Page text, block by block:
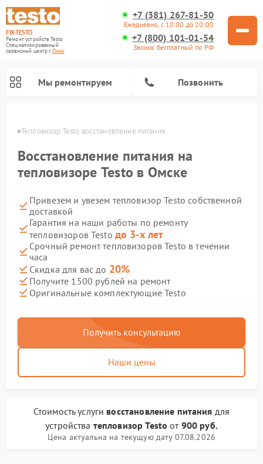
FIX-TESTO
Ремонт устройств Testo
Специализированный
cервисный центр г.Омск
+7 (381) 267-81-50
Ежедневно, с 10:00 до 20:00
+7 (800) 101-01-54
Звонок бесплатный по РФ
Мы ремонтируем Позвонить
Тепловизор Testo восстановление питания
Восстановление питания на
тепловизоре Testo в Омске
Привезем и увезем тепловизор Testo собственной
доставкой
Гарантия на наши работы по ремонту
тепловизоров Testo до 3-х лет
Срочный ремонт тепловизоров Testo в течении
часа
Скидка для вас до 20%
Получите 1500 рублей на ремонт
Оригинальные комплектующие Testo
Получить консультацию
Наши цены
Стоимость услуги восстановление питания для
устройства тепловизор Testo от 900 руб.
Цена актуальна на текущую дату 07.08.2026